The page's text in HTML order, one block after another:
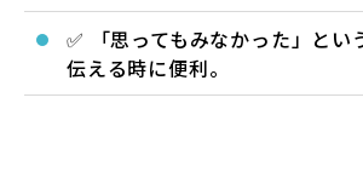
✅ 「思ってもみなかった」とい
伝える時に便利。